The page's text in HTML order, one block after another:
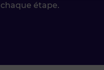
étape.